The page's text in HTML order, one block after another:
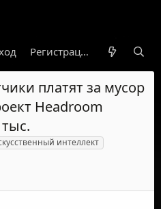
Гарант Новости
Регистрация
платят за мусор
Headroom
интеллект